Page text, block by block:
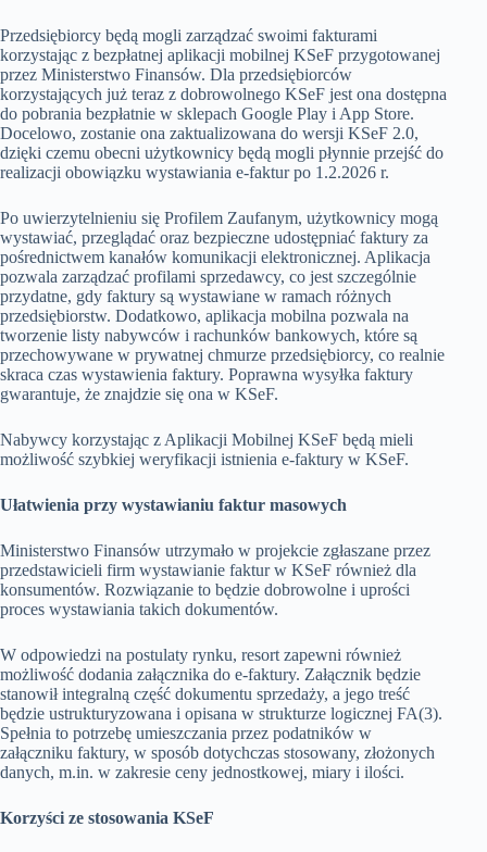
Przedsiębiorcy będą mogli zarządzać swoimi fakturami
korzystając z bezpłatnej aplikacji mobilnej KSeF przygotowanej
przez Ministerstwo Finansów. Dla przedsiębiorców
korzystających już teraz z dobrowolnego KSeF jest ona dostępna
do pobrania bezpłatnie w sklepach Google Play i App Store.
Docelowo, zostanie ona zaktualizowana do wersji KSeF 2.0,
dzięki czemu obecni użytkownicy będą mogli płynnie przejść do
realizacji obowiązku wystawiania e-faktur po 1.2.2026 r.
Po uwierzytelnieniu się Profilem Zaufanym, użytkownicy mogą
wystawiać, przeglądać oraz bezpieczne udostępniać faktury za
pośrednictwem kanałów komunikacji elektronicznej. Aplikacja
pozwala zarządzać profilami sprzedawcy, co jest szczególnie
przydatne, gdy faktury są wystawiane w ramach różnych
przedsiębiorstw. Dodatkowo, aplikacja mobilna pozwala na
tworzenie listy nabywców i rachunków bankowych, które są
przechowywane w prywatnej chmurze przedsiębiorcy, co realnie
skraca czas wystawienia faktury. Poprawna wysyłka faktury
gwarantuje, że znajdzie się ona w KSeF.
Nabywcy korzystając z Aplikacji Mobilnej KSeF będą mieli
możliwość szybkiej weryfikacji istnienia e-faktury w KSeF.
Ułatwienia przy wystawianiu faktur masowych
Ministerstwo Finansów utrzymało w projekcie zgłaszane przez
przedstawicieli firm wystawianie faktur w KSeF również dla
konsumentów. Rozwiązanie to będzie dobrowolne i uprości
proces wystawiania takich dokumentów.
W odpowiedzi na postulaty rynku, resort zapewni również
możliwość dodania załącznika do e-faktury. Załącznik będzie
stanowił integralną część dokumentu sprzedaży, a jego treść
będzie ustrukturyzowana i opisana w strukturze logicznej FA(3).
Spełnia to potrzebę umieszczania przez podatników w
załączniku faktury, w sposób dotychczas stosowany, złożonych
danych, m.in. w zakresie ceny jednostkowej, miary i ilości.
Korzyści ze stosowania KSeF